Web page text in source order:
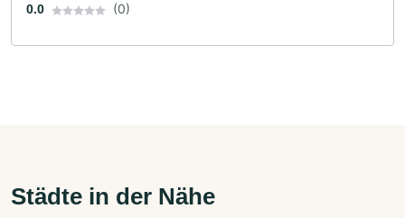
0.0 (0)
Städte in der Nähe